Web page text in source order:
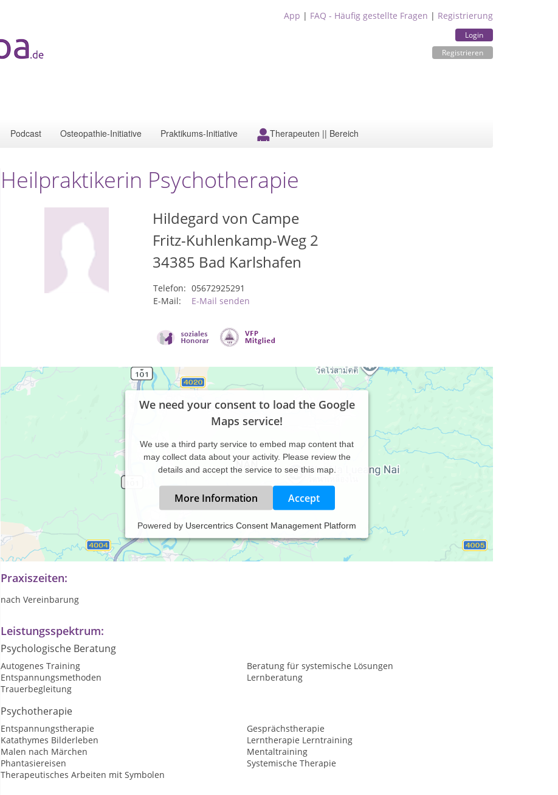
App | FAQ - Häufig gestellte Fragen | Registrierung
Login
Registrieren
Podcast Osteopathie-Initiative Praktikums-Initiative Therapeuten || Bereich
Heilpraktikerin Psychotherapie
Hildegard von Campe
Fritz-Kuhlenkamp-Weg 2
34385 Bad Karlshafen
Telefon: 05672925291
E-Mail:
E-Mail senden
We need your consent to load the Google
Maps service!
We use a third party service to embed map content that
may collect data about your activity. Please review the
details and accept the service to see this map.
More Information Accept
Powered by Usercentrics Consent Management Platform
Hilfe und Begleitung bei Lebensproblemen und Krisen, Stress und Nervosität, Lernschwierigkeiten und Prüfungsangst,
Verlusterlebnissen und Trauer
Praxiszeiten:
nach Vereinbarung
Leistungsspektrum:
Psychologische Beratung
Autogenes Training
Beratung für systemische Lösungen
Entspannungsmethoden
Lernberatung
Trauerbegleitung
Psychotherapie
Entspannungstherapie
Gesprächstherapie
Katathymes Bilderleben
Lerntherapie Lerntraining
Malen nach Märchen
Mentaltraining
Phantasiereisen
Systemische Therapie
Therapeutisches Arbeiten mit Symbolen